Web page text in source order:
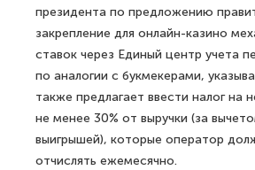
президента по предложению
закрепление для онлайн-казино
ставок через Единый центр учета
по аналогии с букмекерами,
также предлагает ввести налог на
не менее 30% от выручки (за
выигрышей), которые оператор
отчислять ежемесячно.